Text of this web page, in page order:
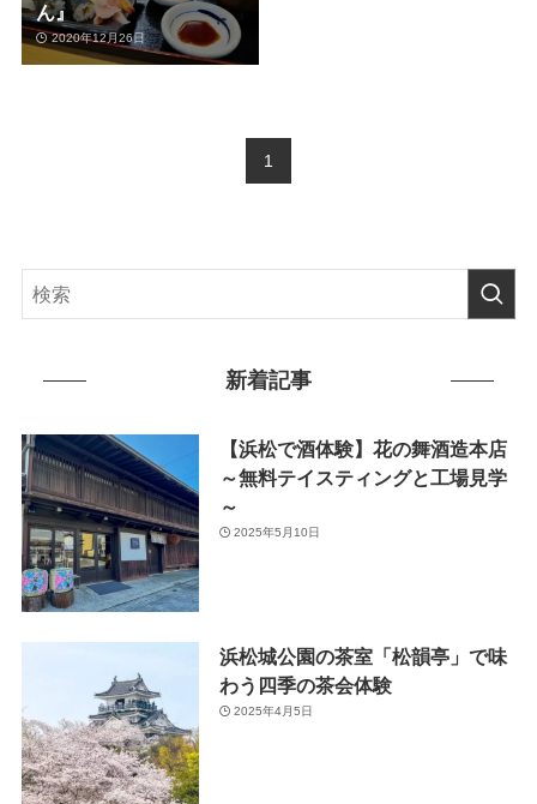
ん』
2020年12月26日
1
新着記事
【浜松で酒体験】花の舞酒造本店
～無料テイスティングと工場見学
～
2025年5月10日
浜松城公園の茶室「松韻亭」で味
わう四季の茶会体験
2025年4月5日